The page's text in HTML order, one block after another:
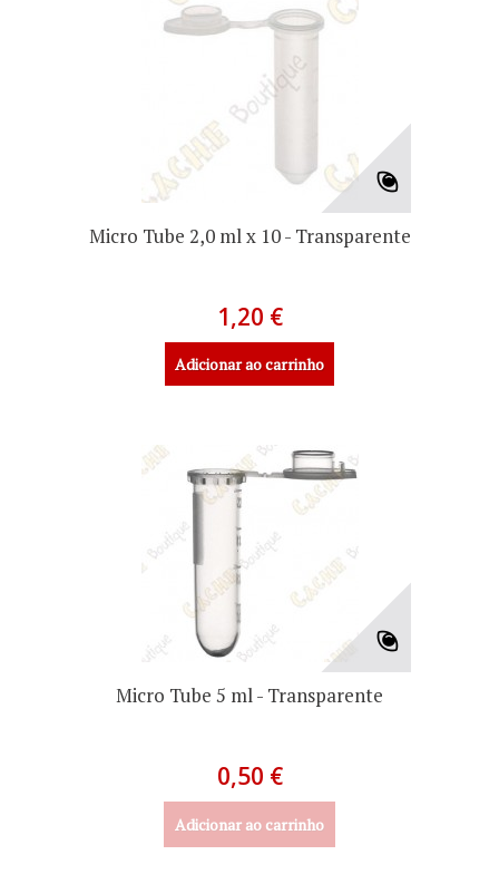
Micro Tube 2,0 ml x 10 - Transparente
1,20 €
Adicionar ao carrinho
Micro Tube 5 ml - Transparente
0,50 €
Adicionar ao carrinho